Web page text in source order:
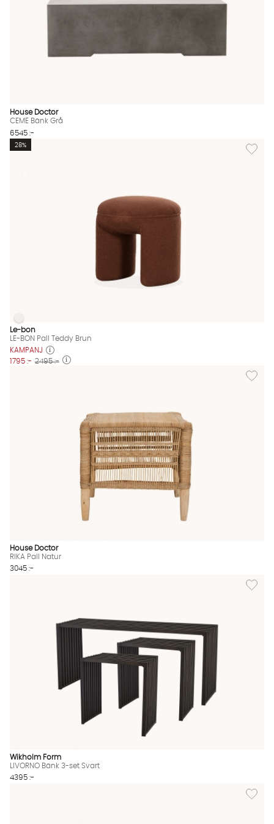
House Doctor
CEME Bänk Grå
6545 :-
Lägg
28%
LE-BON Pall Teddy Brun Finns även i dessa färger:
LE-BON Pall Teddy Brun
Le-bon
LE-BON Pall Teddy Brun
KAMPANJ
1795 :- 2495 :-
Lägg
House Doctor
RIKA Pall Natur
3045 :-
Lägg
Wikholm Form
LIVORNO Bänk 3-set Svart
4395 :-
Lägg